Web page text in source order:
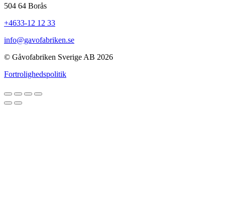
504 64 Borås
+4633-12 12 33
info@gavofabriken.se
© Gåvofabriken Sverige AB 2026
Fortrolighedspolitik